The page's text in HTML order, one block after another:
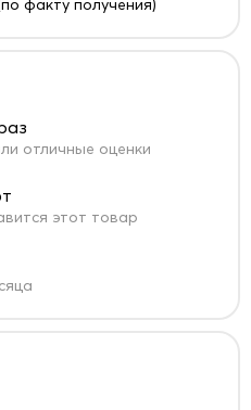
факту получения)
отличные оценки
этот товар